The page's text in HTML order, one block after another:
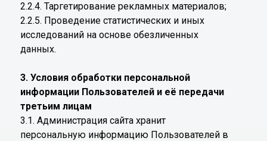
2.2.4. Таргетирование рекламных материалов;
2.2.5. Проведение статистических и иных
исследований на основе обезличенных
данных.
3. Условия обработки персональной
информации Пользователей и её передачи
третьим лицам
3.1. Администрация сайта хранит
персональную информацию Пользователей в